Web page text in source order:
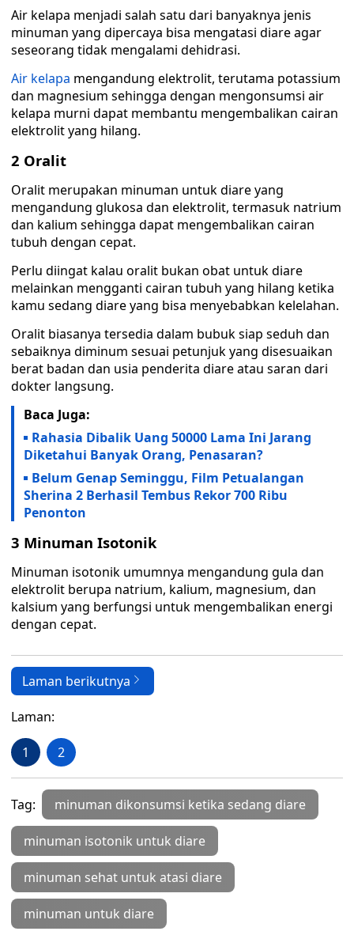
Air kelapa menjadi salah satu dari banyaknya jenis
minuman yang dipercaya bisa mengatasi diare agar
seseorang tidak mengalami dehidrasi.
Air kelapa mengandung elektrolit, terutama potassium
dan magnesium sehingga dengan mengonsumsi air
kelapa murni dapat membantu mengembalikan cairan
elektrolit yang hilang.
2 Oralit
Oralit merupakan minuman untuk diare yang
mengandung glukosa dan elektrolit, termasuk natrium
dan kalium sehingga dapat mengembalikan cairan
tubuh dengan cepat.
Perlu diingat kalau oralit bukan obat untuk diare
melainkan mengganti cairan tubuh yang hilang ketika
kamu sedang diare yang bisa menyebabkan kelelahan.
Oralit biasanya tersedia dalam bubuk siap seduh dan
sebaiknya diminum sesuai petunjuk yang disesuaikan
berat badan dan usia penderita diare atau saran dari
dokter langsung.
Baca Juga:
Rahasia Dibalik Uang 50000 Lama Ini Jarang
Diketahui Banyak Orang, Penasaran?
Belum Genap Seminggu, Film Petualangan
Sherina 2 Berhasil Tembus Rekor 700 Ribu
Penonton
3 Minuman Isotonik
Minuman isotonik umumnya mengandung gula dan
elektrolit berupa natrium, kalium, magnesium, dan
kalsium yang berfungsi untuk mengembalikan energi
dengan cepat.
Laman berikutnya
Laman:
1 2
Tag: minuman dikonsumsi ketika sedang diare
minuman isotonik untuk diare
minuman sehat untuk atasi diare
minuman untuk diare